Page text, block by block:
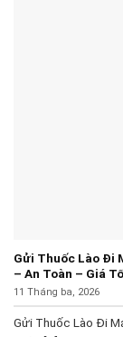
Gửi Thuốc Lào Đi
– An Toàn – Giá Tố
11 Tháng ba, 2026
Gửi Thuốc Lào Đi